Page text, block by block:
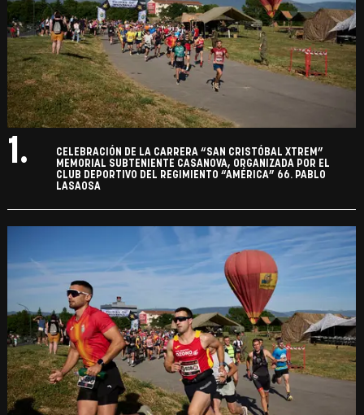
1.
CELEBRACIÓN DE LA CARRERA “SAN CRISTÓBAL XTREM”
MEMORIAL SUBTENIENTE CASANOVA, ORGANIZADA POR EL
CLUB DEPORTIVO DEL REGIMIENTO “AMÉRICA” 66. PABLO
LASAOSA